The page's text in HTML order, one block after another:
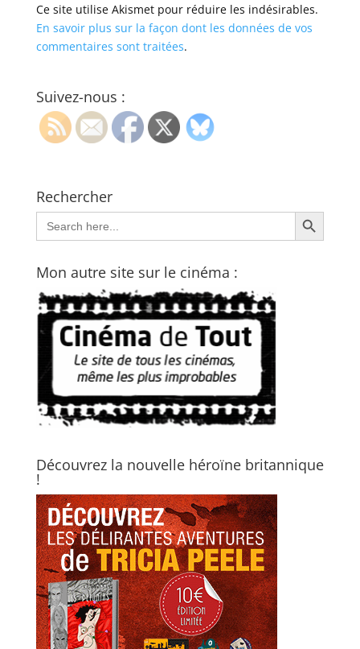
Ce site utilise Akismet pour réduire les indésirables.
En savoir plus sur la façon dont les données de vos
commentaires sont traitées.
Suivez-nous :
Rechercher
Search
for:
Search Button
Mon autre site sur le cinéma :
Découvrez la nouvelle héroïne britannique
!